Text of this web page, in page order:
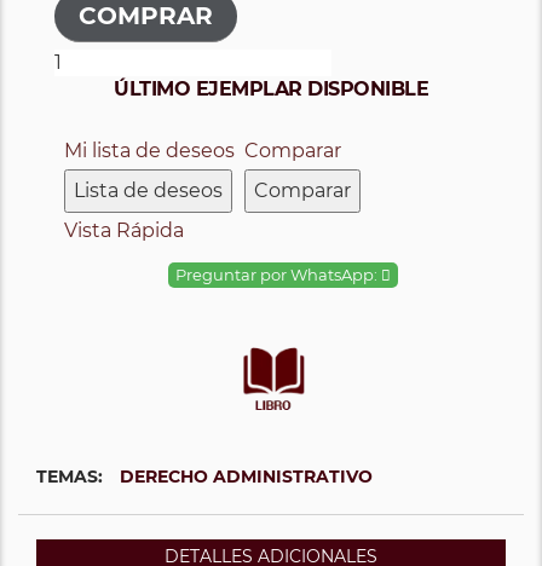
ÚLTIMO EJEMPLAR DISPONIBLE
Mi lista de deseos
Lista de deseos
Comparar
Comparar
Vista Rápida
Preguntar por WhatsApp:
TEMAS: DERECHO ADMINISTRATIVO
DETALLES ADICIONALES